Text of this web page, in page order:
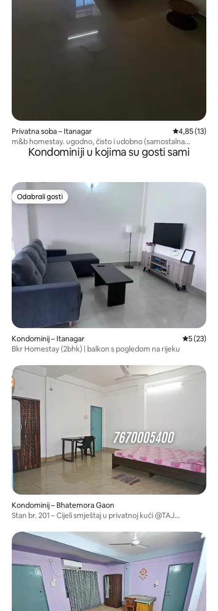
Privatna soba – Itanagar Prosječna
4,85 (13)
m&b homestay. ugodno, čisto i udobno (samostalna
usluga)Kondominiji u kojima su gosti sami
Odabrali gosti
Odabrali gosti
Kondominij – Itanagar Prosječna
5 (23)
Bkr Homestay (2bhk) | balkon s pogledom na rijeku
Kondominij – Bhatemora Gaon
Stan br. 201 – Cijeli smještaj u privatnoj kući @TAJ